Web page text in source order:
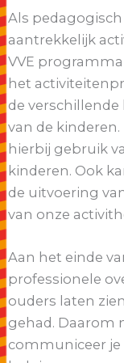
Als
aantrekkelijk
VVE
het
de
van de
hierbij gebruik
kinderen. Ook
de uitvoering
van onze
Aan het einde
professionele
ouders laten
gehad. Daarom
communiceer